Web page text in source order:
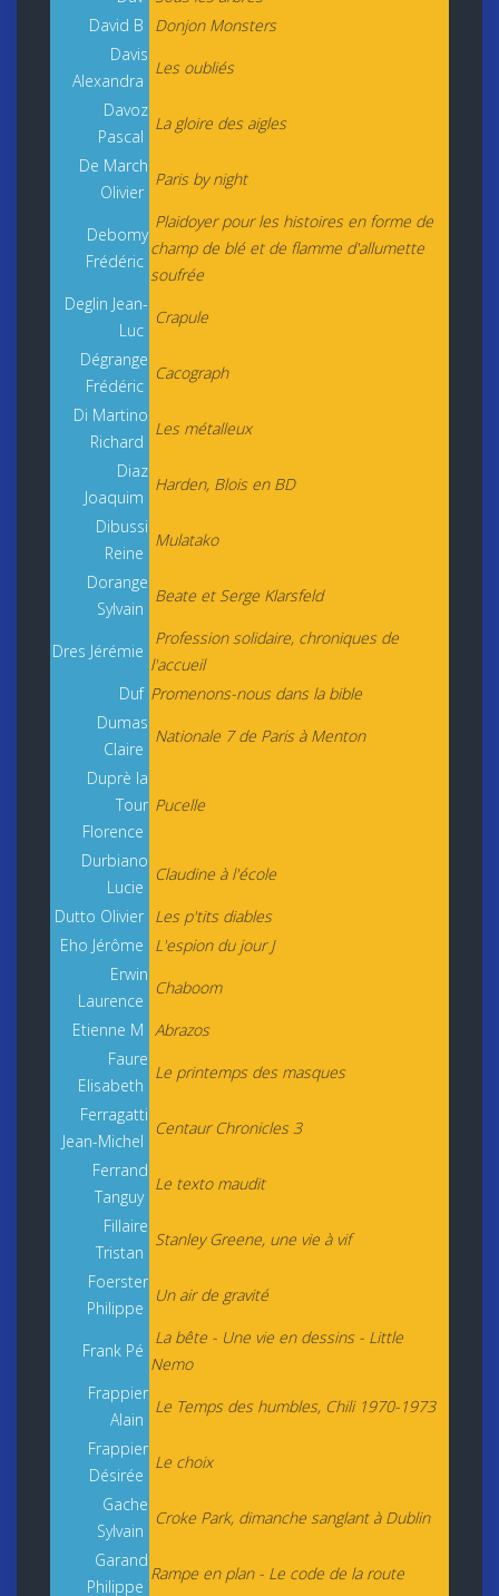
David B
Donjon Monsters
Davis
Alexandra
Les oubliés
Davoz
Pascal
La gloire des aigles
De March
Olivier
Paris by night
Debomy
Frédéric
Plaidoyer pour les histoires en forme de
champ de blé et de flamme d'allumette
soufrée
Deglin Jean-
Luc
Crapule
Dégrange
Frédéric
Cacograph
Di Martino
Richard
Les métalleux
Diaz
Joaquim
Harden, Blois en BD
Dibussi
Reine
Mulatako
Dorange
Sylvain
Beate et Serge Klarsfeld
Dres Jérémie
Profession solidaire, chroniques de
l'accueil
Duf Promenons-nous dans la bible
Dumas
Claire
Nationale 7 de Paris à Menton
Duprè la
Tour
Florence
Pucelle
Durbiano
Lucie
Claudine à l'école
Dutto Olivier Les p'tits diables
Eho Jérôme
L'espion du jour J
Erwin
Laurence
Chaboom
Etienne M Abrazos
Faure
Elisabeth
Le printemps des masques
Ferragatti
Jean-Michel
Centaur Chronicles 3
Ferrand
Tanguy
Le texto maudit
Fillaire
Tristan
Stanley Greene, une vie à vif
Foerster
Philippe
Un air de gravité
Frank Pé
La bête - Une vie en dessins - Little
Nemo
Frappier
Alain
Le Temps des humbles, Chili 1970-1973
Frappier
Désirée
Le choix
Gache
Sylvain
Croke Park, dimanche sanglant à Dublin
Garand
Philippe
Rampe en plan - Le code de la route